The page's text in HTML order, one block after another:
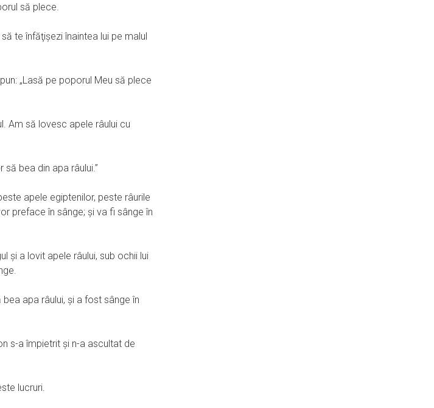
să plece.
te înfăţişezi înaintea lui pe malul
„Lasă pe poporul Meu să plece
Am să lovesc apele râului cu
bea din apa râului.”
apele egiptenilor, peste râurile
preface în sânge; şi va fi sânge în
şi a lovit apele râului, sub ochii lui
apa râului, şi a fost sânge în
s-a împietrit şi n-a ascultat de
lucruri.